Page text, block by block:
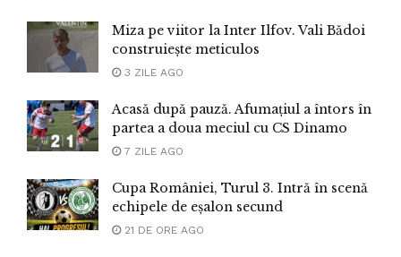
Miza pe viitor la Inter Ilfov. Vali Bădoi
construiește meticulos
3 ZILE AGO
Acasă după pauză. Afumațiul a întors în
partea a doua meciul cu CS Dinamo
7 ZILE AGO
Cupa României, Turul 3. Intră în scenă
echipele de eșalon secund
21 DE ORE AGO